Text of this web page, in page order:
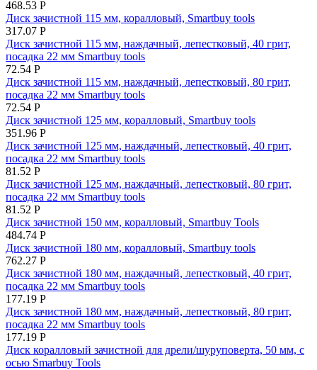
468.53 Р
Диск зачистной 115 мм, коралловый, Smartbuy tools
317.07 Р
Диск зачистной 115 мм, наждачный, лепестковый, 40 грит,
посадка 22 мм Smartbuy tools
72.54 Р
Диск зачистной 115 мм, наждачный, лепестковый, 80 грит,
посадка 22 мм Smartbuy tools
72.54 Р
Диск зачистной 125 мм, коралловый, Smartbuy tools
351.96 Р
Диск зачистной 125 мм, наждачный, лепестковый, 40 грит,
посадка 22 мм Smartbuy tools
81.52 Р
Диск зачистной 125 мм, наждачный, лепестковый, 80 грит,
посадка 22 мм Smartbuy tools
81.52 Р
Диск зачистной 150 мм, коралловый, Smartbuy Tools
484.74 Р
Диск зачистной 180 мм, коралловый, Smartbuy tools
762.27 Р
Диск зачистной 180 мм, наждачный, лепестковый, 40 грит,
посадка 22 мм Smartbuy tools
177.19 Р
Диск зачистной 180 мм, наждачный, лепестковый, 80 грит,
посадка 22 мм Smartbuy tools
177.19 Р
Диск коралловый зачистной для дрели/шуруповерта, 50 мм, с
осью Smarbuy Tools